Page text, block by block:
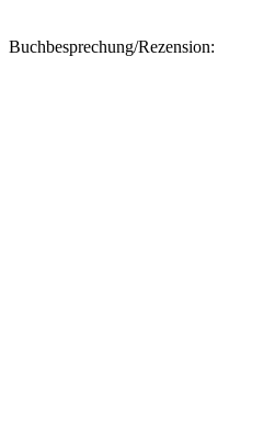
Buchbesprechung/Rezension: